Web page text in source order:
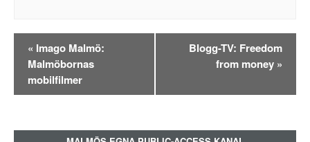
Evenemangsnavigation
« Imago Malmö:
Malmöbornas
mobilfilmer
Blogg-TV: Freedom
from money »